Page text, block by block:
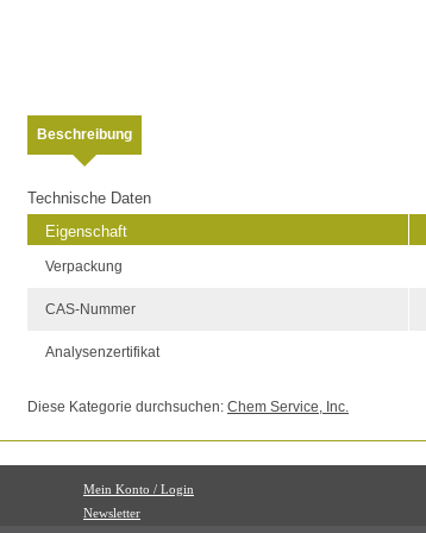
Beschreibung
Technische Daten
Eigenschaft
Verpackung
CAS-Nummer
Analysenzertifikat
Diese Kategorie durchsuchen: Chem Service, Inc.
Mein Konto / Login
Newsletter